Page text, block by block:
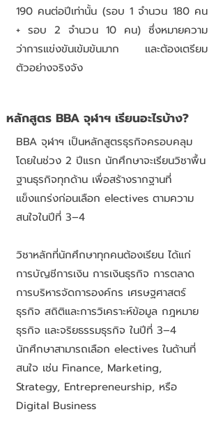
190 คนต่อปีเท่านั้น (รอบ 1 จำนวน 180 คน
+ รอบ 2 จำนวน 10 คน) ซึ่งหมายความ
ว่าการแข่งขันเข้มข้นมาก และต้องเตรียม
ตัวอย่างจริงจัง
หลักสูตร BBA จุฬาฯ เรียนอะไรบ้าง?
BBA จุฬาฯ เป็นหลักสูตรธุรกิจครอบคลุม
โดยในช่วง 2 ปีแรก นักศึกษาจะเรียนวิชาพื้น
ฐานธุรกิจทุกด้าน เพื่อสร้างรากฐานที่
แข็งแกร่งก่อนเลือก electives ตามความ
สนใจในปีที่ 3–4
วิชาหลักที่นักศึกษาทุกคนต้องเรียน ได้แก่
การบัญชีการเงิน การเงินธุรกิจ การตลาด
การบริหารจัดการองค์กร เศรษฐศาสตร์
ธุรกิจ สถิติและการวิเคราะห์ข้อมูล กฎหมาย
ธุรกิจ และจริยธรรมธุรกิจ ในปีที่ 3–4
นักศึกษาสามารถเลือก electives ในด้านที่
สนใจ เช่น Finance, Marketing,
Strategy, Entrepreneurship, หรือ
Digital Business